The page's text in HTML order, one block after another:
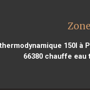
150l à
66380 chauffe eau